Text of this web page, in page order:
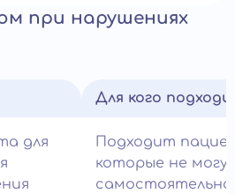
при нарушениях
для
Для кого
Подходит
которые не
самостоятельно